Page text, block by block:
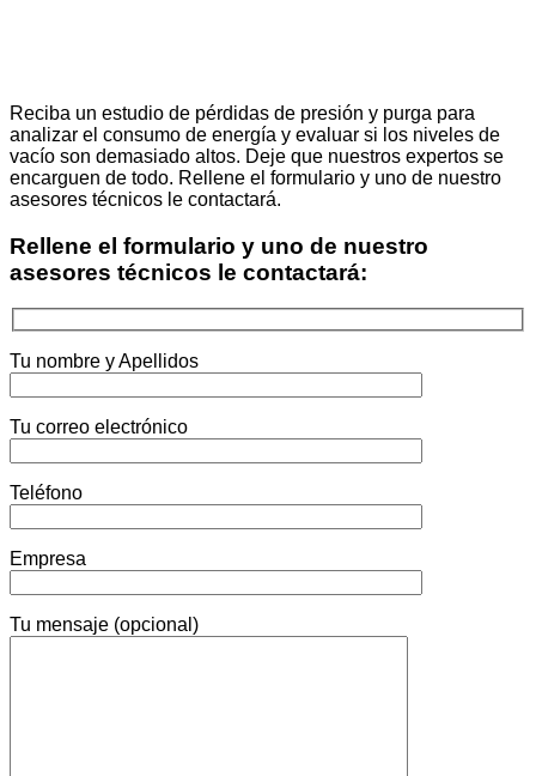
Reciba un estudio de pérdidas de presión y purga para
analizar el consumo de energía y evaluar si los niveles de
vacío son demasiado altos. Deje que nuestros expertos se
encarguen de todo. Rellene el formulario y uno de nuestro
asesores técnicos le contactará.
Rellene el formulario y uno de nuestro
asesores técnicos le contactará:
Tu nombre y Apellidos
Tu correo electrónico
Teléfono
Empresa
Tu mensaje (opcional)